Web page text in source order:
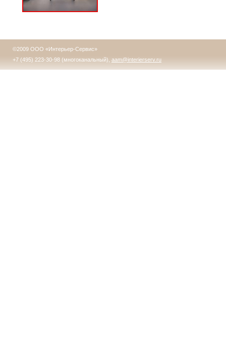
©2009 ООО «Интерьер-Сервис»
+7 (495) 223-30-98 (многоканальный), aam@interierserv.ru